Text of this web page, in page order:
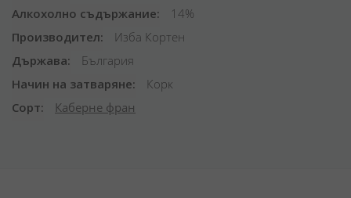
Алкохолно съдържание
14%
Производител
Изба Кортен
Държава
България
Начин на затваряне
Корк
Сорт
Каберне фран